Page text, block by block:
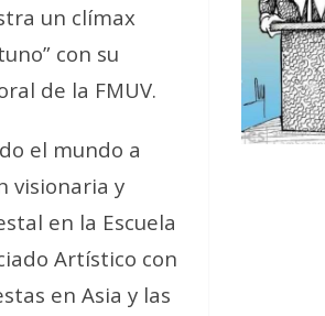
un clímax
con su
de la FMUV.
el mundo a
visionaria y
en la Escuela
Artístico con
en Asia y las